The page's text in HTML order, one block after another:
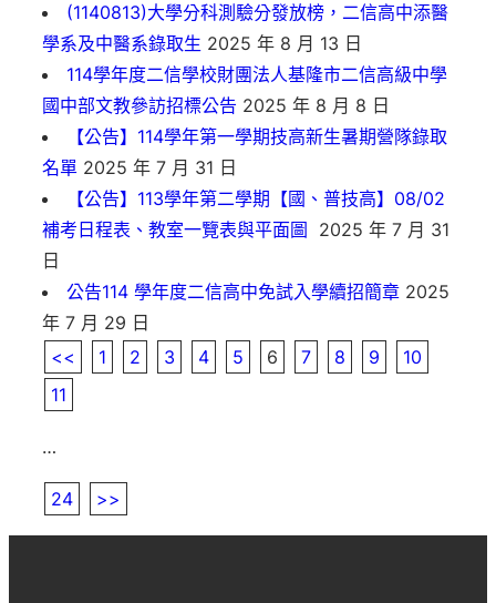
(1140813)大學分科測驗分發放榜，二信高中添醫
學系及中醫系錄取生 2025 年 8 月 13 日
114學年度二信學校財團法人基隆市二信高級中學
國中部文教參訪招標公告 2025 年 8 月 8 日
【公告】114學年第一學期技高新生暑期營隊錄取
名單 2025 年 7 月 31 日
【公告】113學年第二學期【國、普技高】08/02
補考日程表、教室一覽表與平面圖
2025 年 7 月 31
日
公告114 學年度二信高中免試入學續招簡章 2025
年 7 月 29 日
<<
1 2 3 4 5 6 7 8 9
10
11
…
24 >>